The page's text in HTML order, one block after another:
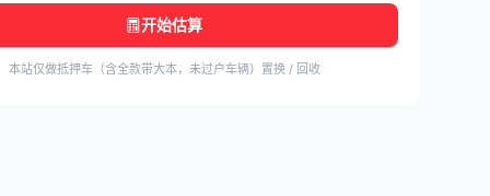
开始估算
本站仅做抵押车（含全款带大本，未过户车辆）置换 / 回收